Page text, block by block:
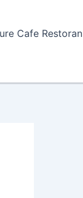
Cafe Restoran